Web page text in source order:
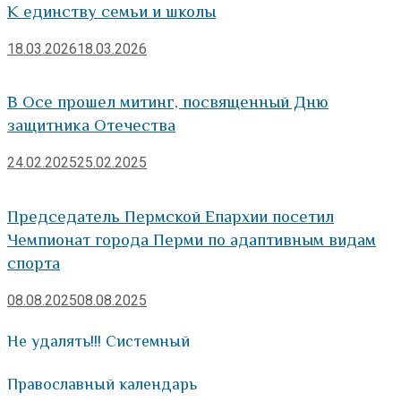
К единству семьи и школы
18.03.202618.03.2026
В Осе прошел митинг, посвященный Дню
защитника Отечества
24.02.202525.02.2025
Председатель Пермской Епархии посетил
Чемпионат города Перми по адаптивным видам
спорта
08.08.202508.08.2025
Не удалять!!! Системный
Православный календарь